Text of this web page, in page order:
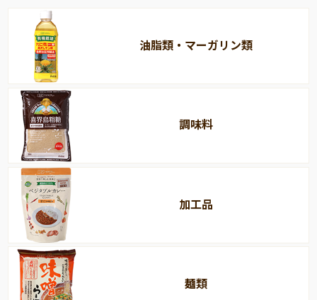
油脂類・マーガリン類
調味料
加工品
麺類